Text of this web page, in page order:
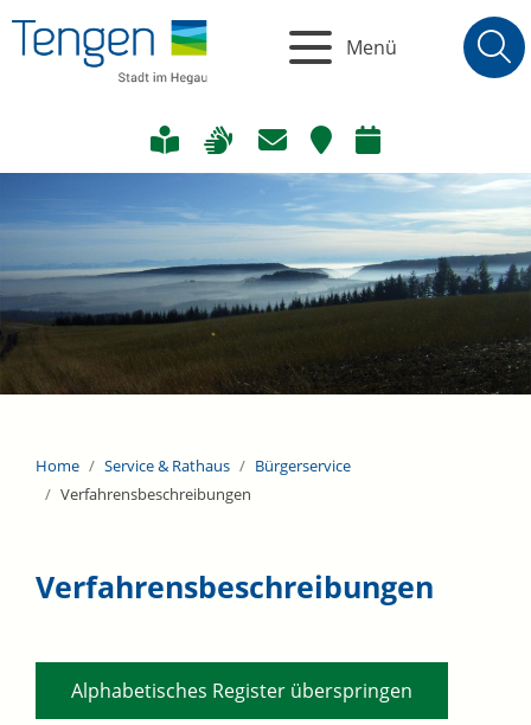
Menü
Home Service & Rathaus
Bürgerservice
Verfahrensbeschreibungen
Verfahrensbeschreibungen
Alphabetisches Register überspringen